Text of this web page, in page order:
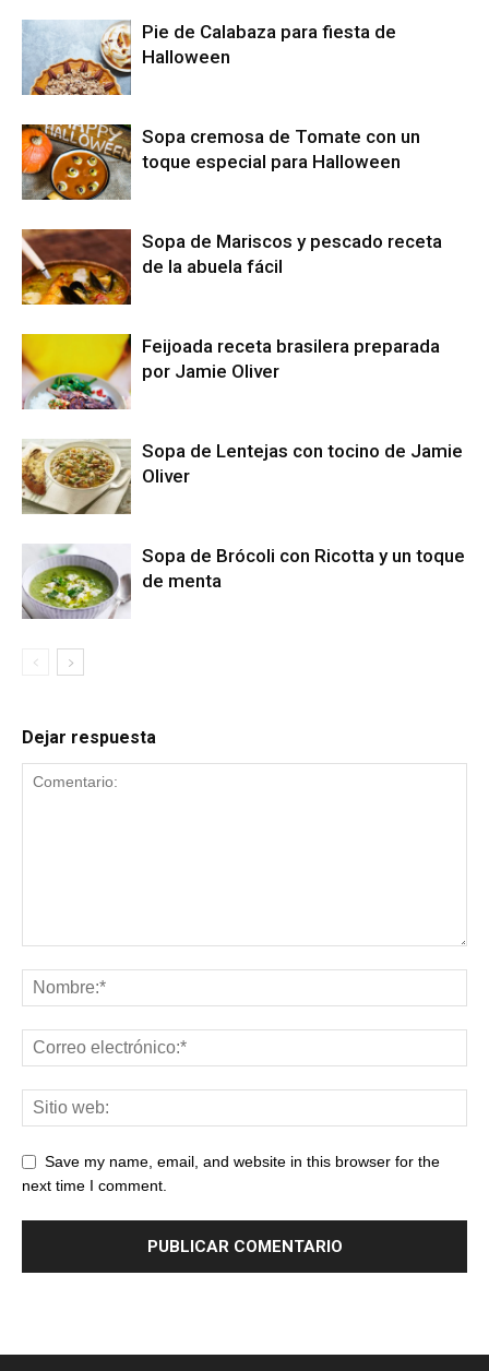
Pie de Calabaza para fiesta de
Halloween
Sopa cremosa de Tomate con un
toque especial para Halloween
Sopa de Mariscos y pescado receta
de la abuela fácil
Feijoada receta brasilera preparada
por Jamie Oliver
Sopa de Lentejas con tocino de Jamie
Oliver
Sopa de Brócoli con Ricotta y un toque
de menta
Dejar respuesta
Save my name, email, and website in this browser for the
next time I comment.